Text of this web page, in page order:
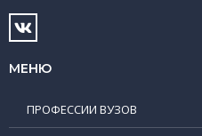
МЕНЮ
ПРОФЕССИИ ВУЗОВ